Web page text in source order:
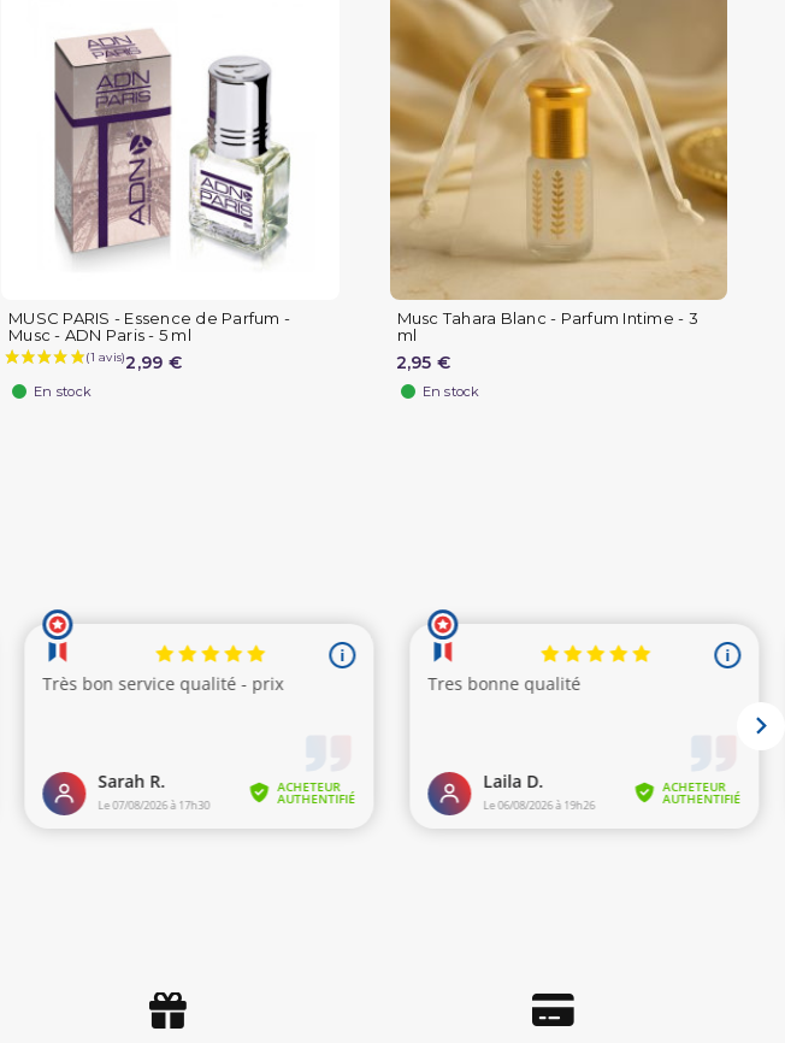
MUSC PARIS - Essence de Parfum -
Musc - ADN Paris - 5 ml
2,99 €
En stock
Musc Tahara Blanc - Parfum Intime - 3
ml
2,95 €
En stock